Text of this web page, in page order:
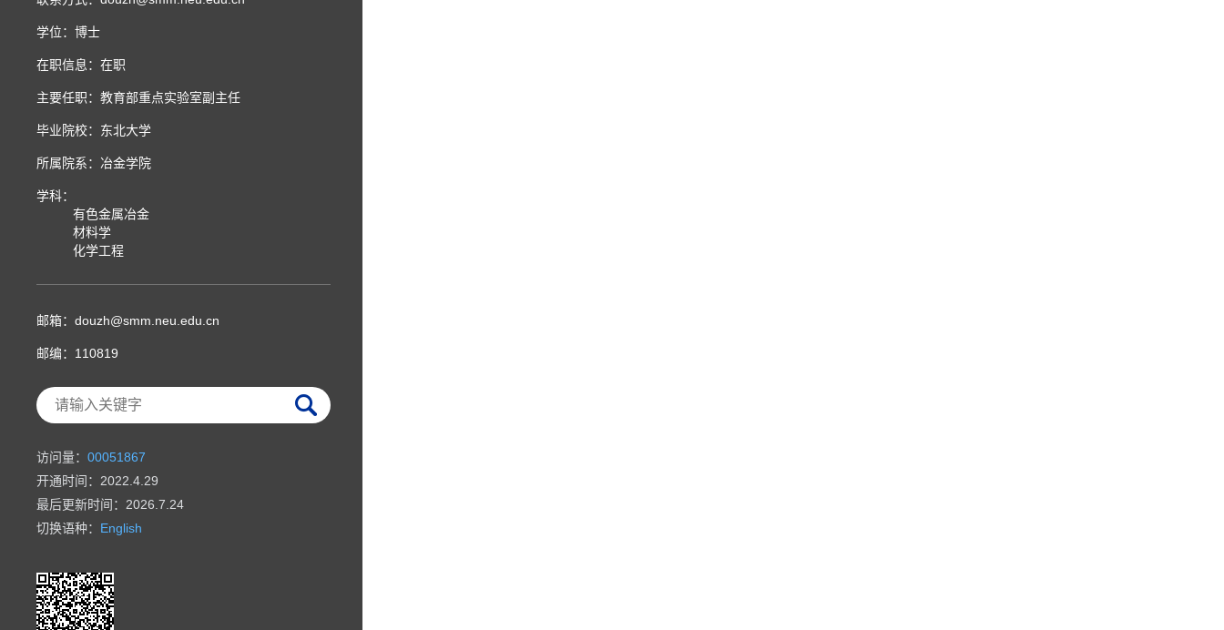
学位：博士
在职信息：在职
主要任职：教育部重点实验室副主任
毕业院校：东北大学
所属院系：冶金学院
学科：
有色金属冶金
材料学
化学工程
邮箱： douzh@smm.neu.edu.cn
邮编： 110819
访问量： 00051867
开通时间： 2022 4 29
最后更新时间： 2026 7 24
切换语种： English